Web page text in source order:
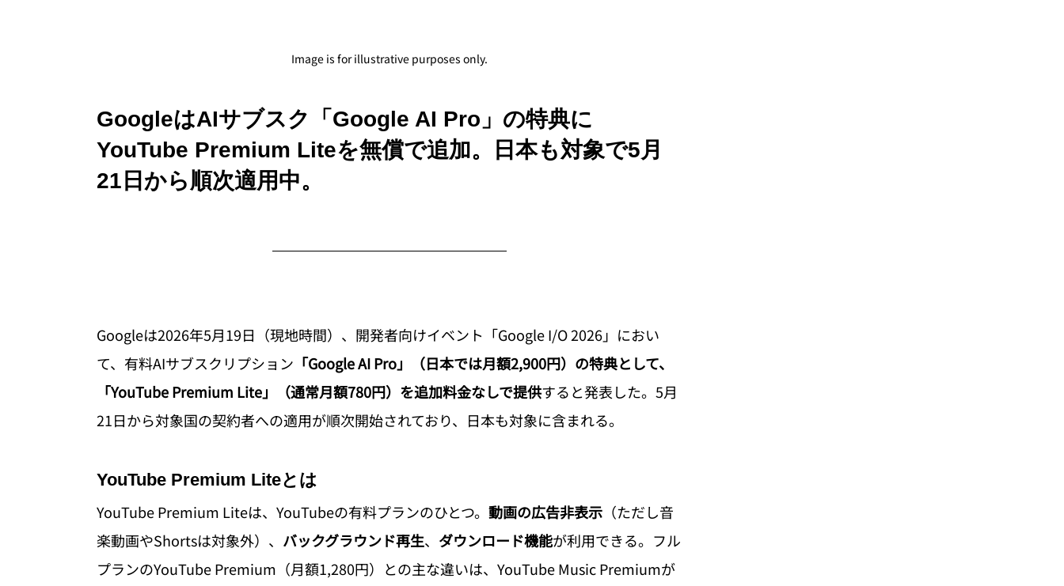
Image is for illustrative purposes only.
GoogleはAIサブスク「Google AI Pro」の特典に
YouTube Premium Liteを無償で追加。日本も対象で5月
21日から順次適用中。
Googleは2026年5月19日（現地時間）、開発者向けイベント「Google I/O 2026」におい
て、有料AIサブスクリプション 「Google AI Pro」（日本では月額2,900円）の特典として、
「YouTube Premium Lite」（通常月額780円）を追加料金なしで提供すると発表した。5月
21日から対象国の契約者への適用が順次開始されており、日本も対象に含まれる。
YouTube Premium Liteとは
YouTube Premium Liteは、YouTubeの有料プランのひとつ。 動画の広告非表示 （ただし音
楽動画やShortsは対象外）、 バックグラウンド再生、 ダウンロード機能が利用できる。フル
プランのYouTube Premium（月額1,280円）との主な違いは、YouTube Music Premiumが